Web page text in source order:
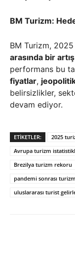
BM Turizm:
BM Turizm, 2025
arasında bir artış
performans bu
fiyatlar,
belirsizlikler,
devam ediyor.
ETIKETLER: 2025
Avrupa turizm
Brezilya turizm rekoru
pandemi sonrası turizm
uluslararası turist